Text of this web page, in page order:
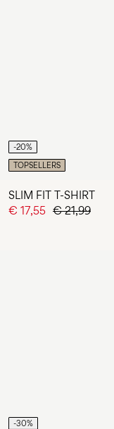
-20%
TOPSELLERS
SLIM FIT T-SHIRT
€ 17,55 € 21,99
-30%